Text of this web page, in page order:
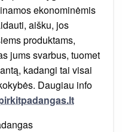
ekonominėmis
aišku, jos
produktams,
jums svarbus, tuomet
kadangi tai visai
Daugiau info